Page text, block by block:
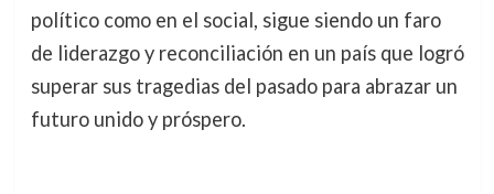
político como en el social, sigue siendo un faro
de liderazgo y reconciliación en un país que logró
superar sus tragedias del pasado para abrazar un
futuro unido y próspero.